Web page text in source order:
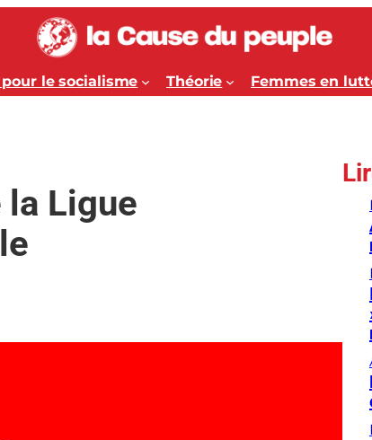
c
r
le socialisme Théorie Femmes en
la Ligue